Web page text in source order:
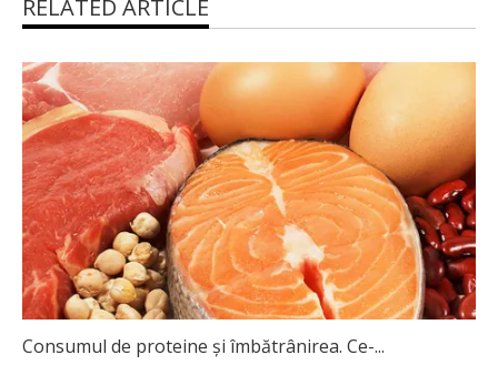
RELATED ARTICLE
Consumul de proteine și îmbătrânirea. Ce-...